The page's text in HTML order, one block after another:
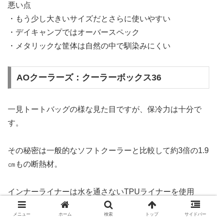
悪い点
・もう少し大きいサイズだとさらに使いやすい
・デイキャンプではオーバースペック
・メタリックな筐体は自然の中で馴染みにくい
AOクーラーズ：クーラーボックス36
一見トートバッグの様な見た目ですが、保冷力は十分で
す。
その秘密は一般的なソフトクーラーと比較して約3倍の1.9
㎝もの断熱材。
インナーライナーは水を通さないTPUライナーを使用
し、お手入れが簡単なのでお肉の血がこぼれてもサッと拭
メニュー ホーム 検索 トップ サイドバー